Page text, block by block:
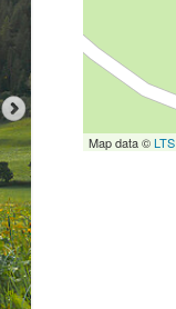
Map data ©LTS